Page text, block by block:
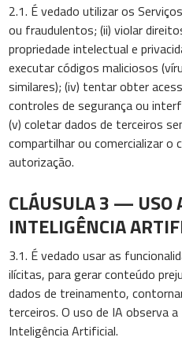
2.1. É vedado utilizar os
ou fraudulentos; (ii) violar
propriedade intelectual e
executar códigos maliciosos
similares); (iv) tentar obter
controles de segurança ou
(v) coletar dados de terceiros
compartilhar ou comercializar o
autorização.
CLÁUSULA 3 — USO
INTELIGÊNCIA
3.1. É vedado usar as
ilícitas, para gerar conteúdo
dados de treinamento,
terceiros. O uso de IA observa
Inteligência Artificial.